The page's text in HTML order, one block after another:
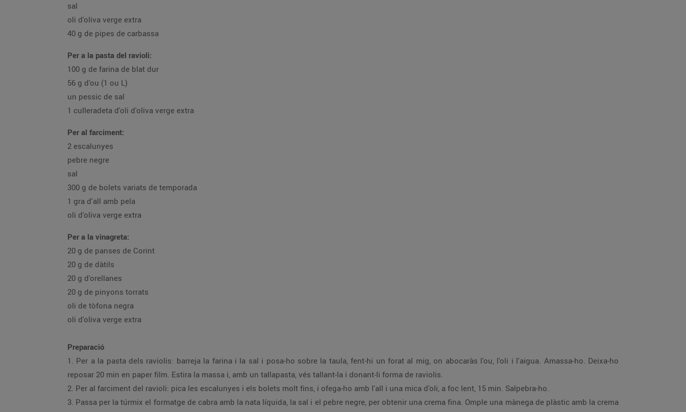
sal
oli d'oliva verge extra
40 g de pipes de carbassa
Per a la pasta del ravioli:
100 g de farina de blat dur
56 g d'ou (1 ou L)
un pessic de sal
1 culleradeta d'oli d'oliva verge extra
Per al farciment:
2 escalunyes
pebre negre
sal
300 g de bolets variats de temporada
1 gra d'all amb pela
oli d'oliva verge extra
Per a la vinagreta:
20 g de panses de Corint
20 g de dàtils
20 g d'orellanes
20 g de pinyons torrats
oli de tòfona negra
oli d'oliva verge extra
Preparació
1. Per a la pasta dels raviolis: barreja la farina i la sal i posa-ho sobre la taula, fent-hi un forat al mig, on abocaràs l'ou, l'oli i l'aigua. Amassa-ho. Deixa-ho
reposar 20 min en paper film. Estira la massa i, amb un tallapasta, vés tallant-la i donant-li forma de raviolis.
2. Per al farciment del ravioli: pica les escalunyes i els bolets molt fins, i ofega-ho amb l'all i una mica d'oli, a foc lent, 15 min. Salpebra-ho.
3. Passa per la túrmix el formatge de cabra amb la nata líquida, la sal i el pebre negre, per obtenir una crema fina. Omple una mànega de plàstic amb la crema